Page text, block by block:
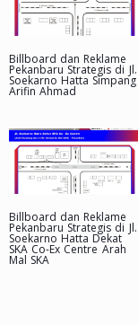
Billboard dan Reklame
Pekanbaru Strategis di Jl.
Soekarno Hatta Simpang
Arifin Ahmad
Billboard dan Reklame
Pekanbaru Strategis di Jl.
Soekarno Hatta Dekat
SKA Co-Ex Centre Arah
Mal SKA